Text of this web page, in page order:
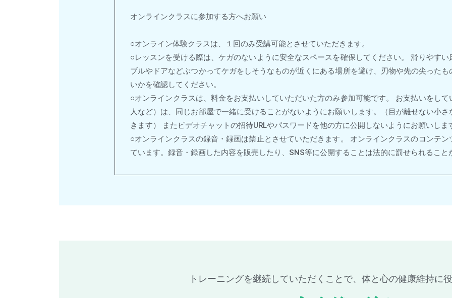
オンラインクラスに参加する方へお願い
○オンライン体験クラスは、１回のみ受講可能とさせていただきます。
○レッスンを受ける際は、ケガのないように安全なスペースを確保してください。 滑りやす
ブルやドアなどぶつかってケガをしそうなものが近くにある場所を避け、刃物や先の尖った
いかを確認してください。
○オンラインクラスは、料金をお支払いしていただいた方のみ参加可能です。 お支払いをし
人など）は、同じお部屋で一緒に受けることがないようにお願いします。（目が離せない小
きます） またビデオチャットの招待URLやパスワードを他の方に公開しないようにお願いしま
○オンラインクラスの録音・録画は禁止とさせていただきます。 オンラインクラスのコンテ
ています。録音・録画した内容を販売したり、SNS等に公開することは法的に罰せられること
トレーニングを継続していただくことで、体と心の健康維持に